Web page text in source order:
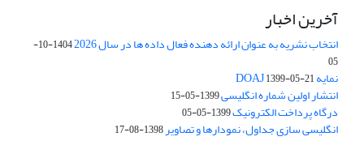
آخرین اخبار
انتخاب نشریه به عنوان ارائه دهنده فعال داده ها در سال 2026
1404-10-
05
نمایه DOAJ1399-05-21
انتشار اولین شماره انگلیسی1399-05-15
درگاه پرداخت الکترونیک1399-05-05
انگلیسی سازی جداول، نمودارها و تصاویر1398-08-17